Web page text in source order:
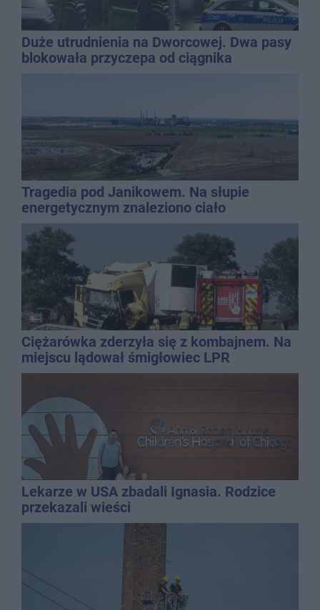
Duże utrudnienia na Dworcowej. Dwa pasy
blokowała przyczepa od ciągnika
Tragedia pod Janikowem. Na słupie
energetycznym znaleziono ciało
mężczyzny
Ciężarówka zderzyła się z kombajnem. Na
miejscu lądował śmigłowiec LPR
Lekarze w USA zbadali Ignasia. Rodzice
przekazali wieści